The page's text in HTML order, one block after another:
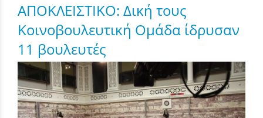
ΑΠΟΚΛΕΙΣΤΙΚΟ: Δική τους
Κοινοβουλευτική Ομάδα ίδρυσαν
11 βουλευτές